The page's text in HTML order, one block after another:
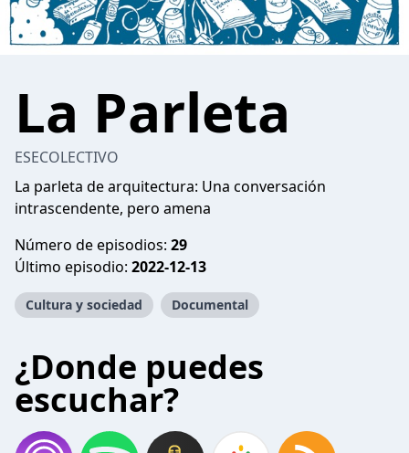
La Parleta
ESECOLECTIVO
La parleta de arquitectura: Una conversación
intrascendente, pero amena
Número de episodios: 29
Último episodio: 2022-12-13
Cultura y sociedad Documental
¿Donde puedes
escuchar?